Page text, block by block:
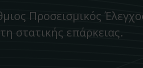
Προσεισμικός
στατικής επάρκειας.